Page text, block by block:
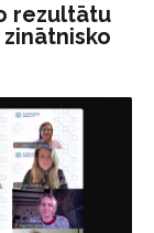
rezultātu